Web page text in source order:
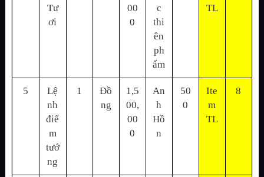
Tư
ơi
00
0
c
thi
ên
ph
ẩm
TL
5
Lệ
nh
điể
m
tướ
ng
1
Đồ
ng
1,5
00,
00
0
An
h
Hồ
n
50
0
Ite
m
TL
8